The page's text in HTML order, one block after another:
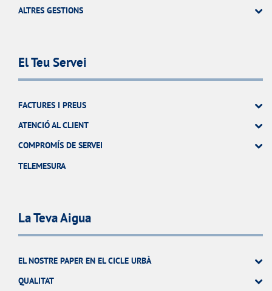
ALTRES GESTIONS
El Teu Servei
FACTURES I PREUS
ATENCIÓ AL CLIENT
COMPROMÍS DE SERVEI
TELEMESURA
La Teva Aigua
EL NOSTRE PAPER EN EL CICLE URBÀ
QUALITAT